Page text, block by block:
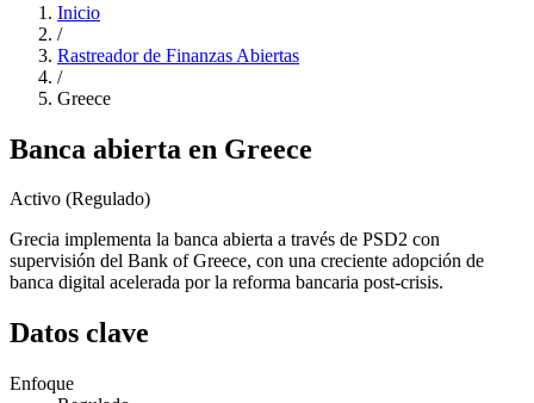
Inicio
/
Rastreador de Finanzas Abiertas
/
Greece
Banca abierta en Greece
Activo (Regulado)
Grecia implementa la banca abierta a través de PSD2 con
supervisión del Bank of Greece, con una creciente adopción de
banca digital acelerada por la reforma bancaria post-crisis.
Datos clave
Enfoque